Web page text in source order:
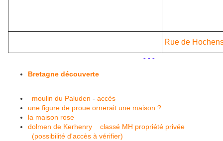
Rue de
- - -
Bretagne découverte
moulin du Paluden - accès
une figure de proue ornerait une maison ?
la maison rose
dolmen de Kerhenry
classé MH propriété privée
(possibilité d'accès à vérifier)